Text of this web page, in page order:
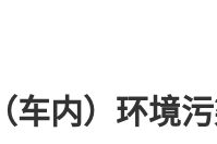
车内）环境